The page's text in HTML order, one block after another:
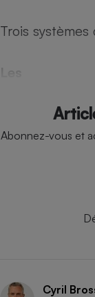
Trois
Les
Abonnez-vous et
Cyril